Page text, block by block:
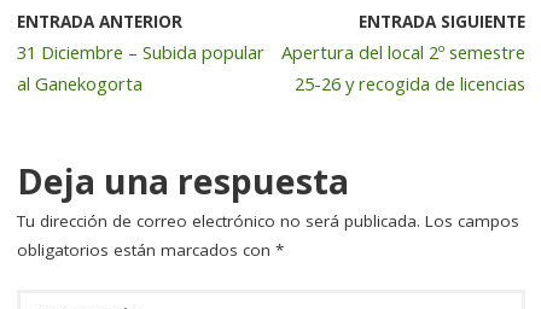
b
o
o
r dI
n rt
ENTRADA ANTERIOR
31 Diciembre – Subida popular
al Ganekogorta
ENTRADA SIGUIENTE
Apertura del local 2º semestre
25-26 y recogida de licencias
Deja una respuesta
Tu dirección de correo electrónico no será publicada. Los campos
obligatorios están marcados con *